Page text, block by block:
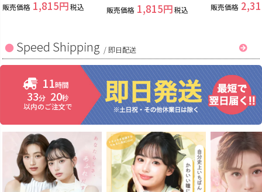
販売価格 1,815 税込 販売価格 1,815 税込 販売価格
Speed Shipping / 即日配送
11時間
33分 20秒
以内のご注文で